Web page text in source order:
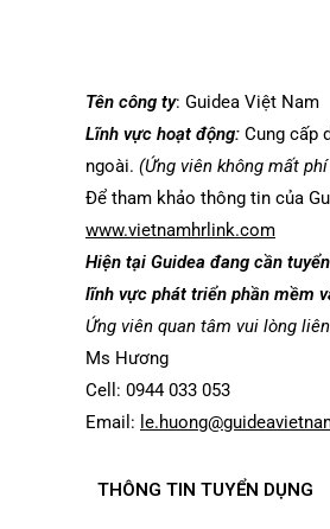
Tên công ty: Guidea Việt Nam
Lĩnh vực hoạt động: Cung cấp
ngoài. (Ứng viên không mất
Để tham khảo thông tin của
www.vietnamhrlink.com
Hiện tại Guidea đang cần
lĩnh vực phát triển phần mềm
Ứng viên quan tâm vui lòng
Ms Hương
Cell: 0944 033 053
Email:
THÔNG TIN TUYỂN DỤNG